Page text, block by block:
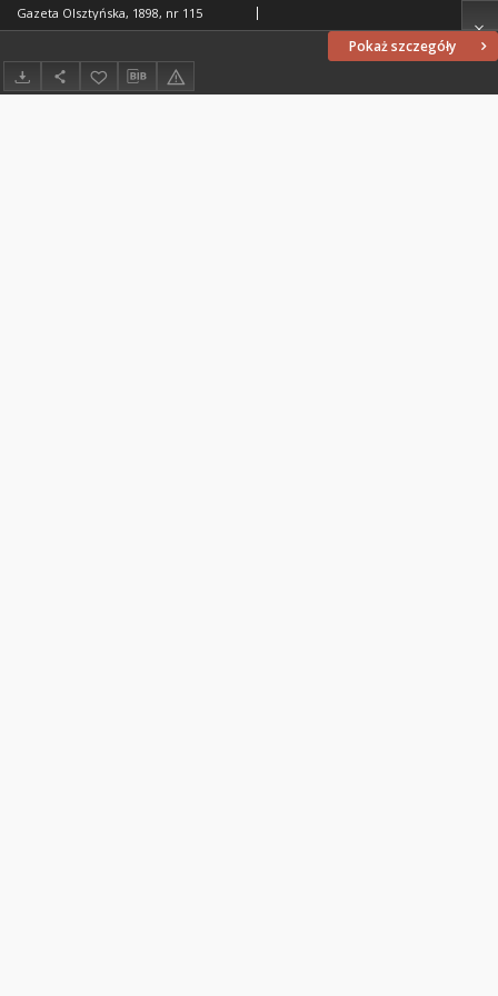
Pokaż szczegóły
Gazeta Olsztyńska, 1898, nr 115